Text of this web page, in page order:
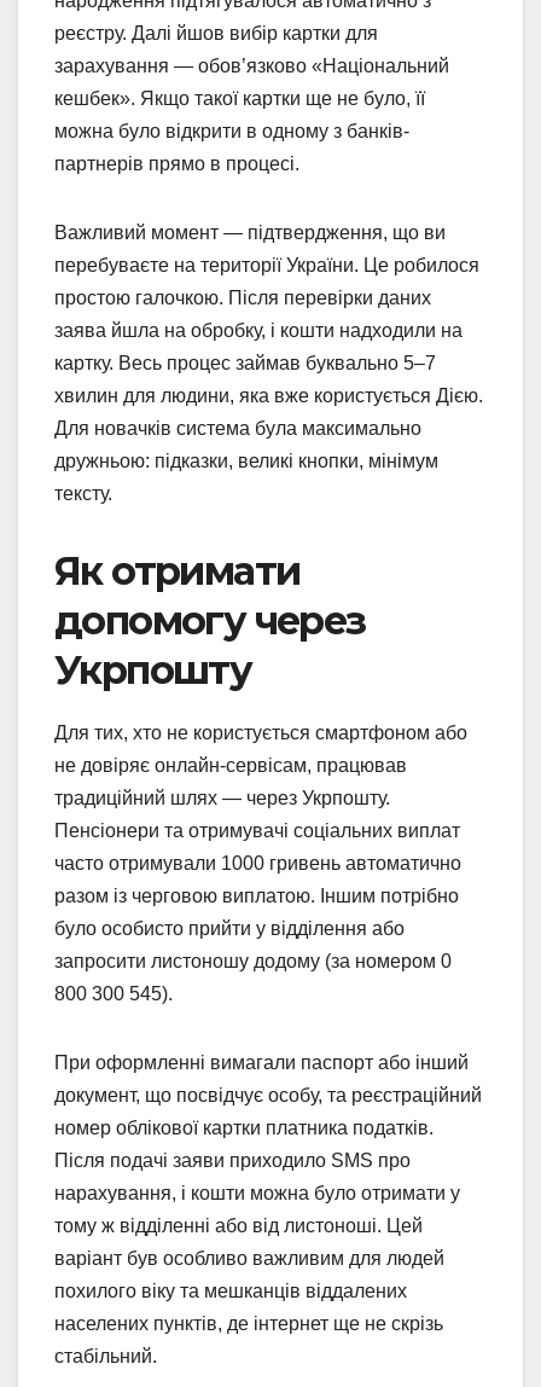
реєстру. Далі йшов вибір картки для
зарахування — обов’язково «Національний
кешбек». Якщо такої картки ще не було, її
можна було відкрити в одному з банків-
партнерів прямо в процесі.
Важливий момент — підтвердження, що ви
перебуваєте на території України. Це робилося
простою галочкою. Після перевірки даних
заява йшла на обробку, і кошти надходили на
картку. Весь процес займав буквально 5–7
хвилин для людини, яка вже користується Дією.
Для новачків система була максимально
дружньою: підказки, великі кнопки, мінімум
тексту.
Як отримати
допомогу через
Укрпошту
Для тих, хто не користується смартфоном або
не довіряє онлайн-сервісам, працював
традиційний шлях — через Укрпошту.
Пенсіонери та отримувачі соціальних виплат
часто отримували 1000 гривень автоматично
разом із черговою виплатою. Іншим потрібно
було особисто прийти у відділення або
запросити листоношу додому (за номером 0
800 300 545).
При оформленні вимагали паспорт або інший
документ, що посвідчує особу, та реєстраційний
номер облікової картки платника податків.
Після подачі заяви приходило SMS про
нарахування, і кошти можна було отримати у
тому ж відділенні або від листоноші. Цей
варіант був особливо важливим для людей
похилого віку та мешканців віддалених
населених пунктів, де інтернет ще не скрізь
стабільний.